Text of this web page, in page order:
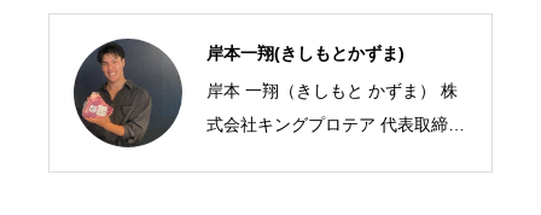
岸本一翔(きしもとかずま)
岸本 一翔（きしもと かずま） 株
式会社キングプロテア 代表取締役